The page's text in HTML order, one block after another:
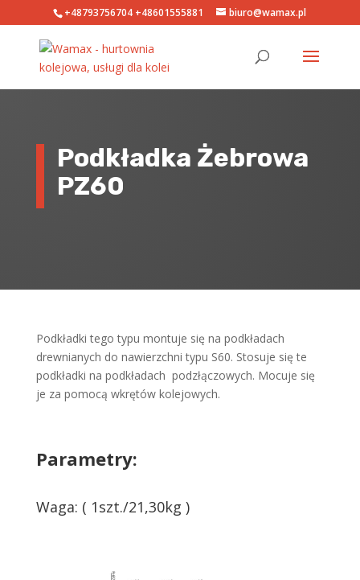
+48793756704 +48601555881 biuro@wamax.pl
Podkładka Żebrowa
PZ60
Podkładki tego typu montuje się na podkładach
drewnianych do nawierzchni typu S60. Stosuje się te
podkładki na podkładach podzłączowych. Mocuje się
je za pomocą wkrętów kolejowych.
Parametry:
Waga: ( 1szt./21,30kg )